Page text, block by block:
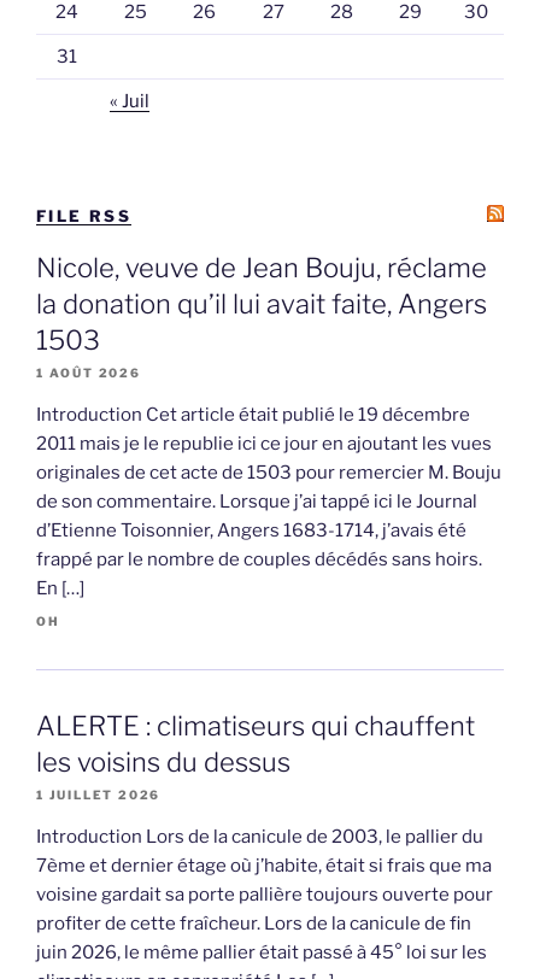
24 25 26 27 28 29 30
31
« Juil
FILE RSS
Nicole, veuve de Jean Bouju, réclame
la donation qu’il lui avait faite, Angers
1503
1 AOÛT 2026
Introduction Cet article était publié le 19 décembre
2011 mais je le republie ici ce jour en ajoutant les vues
originales de cet acte de 1503 pour remercier M. Bouju
de son commentaire. Lorsque j’ai tappé ici le Journal
d’Etienne Toisonnier, Angers 1683-1714, j’avais été
frappé par le nombre de couples décédés sans hoirs.
En […]
OH
ALERTE : climatiseurs qui chauffent
les voisins du dessus
1 JUILLET 2026
Introduction Lors de la canicule de 2003, le pallier du
7ème et dernier étage où j’habite, était si frais que ma
voisine gardait sa porte pallière toujours ouverte pour
profiter de cette fraîcheur. Lors de la canicule de fin
juin 2026, le même pallier était passé à 45° loi sur les